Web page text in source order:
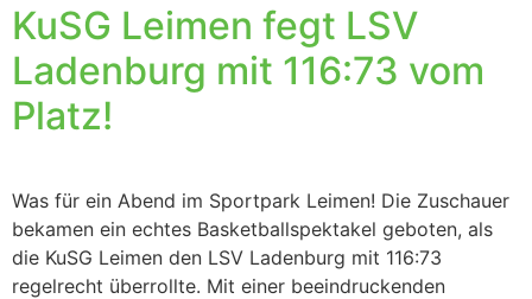
KuSG Leimen fegt LSV
Ladenburg mit 116:73 vom
Platz!
Was für ein Abend im Sportpark Leimen! Die Zuschauer
bekamen ein echtes Basketballspektakel geboten, als
die KuSG Leimen den LSV Ladenburg mit 116:73
regelrecht überrollte. Mit einer beeindruckenden